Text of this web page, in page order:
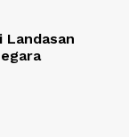
Landasan